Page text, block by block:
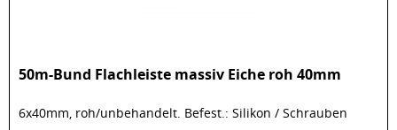
50m-Bund Flachleiste massiv Eiche roh 40mm
6x40mm, roh/unbehandelt. Befest.: Silikon / Schrauben